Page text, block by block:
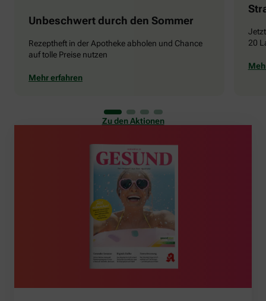
Unbeschwert durch den Sommer
Rezeptheft in der Apotheke abholen und Chance
auf tolle Preise nutzen
Mehr erfahren
20
Zu den Aktionen